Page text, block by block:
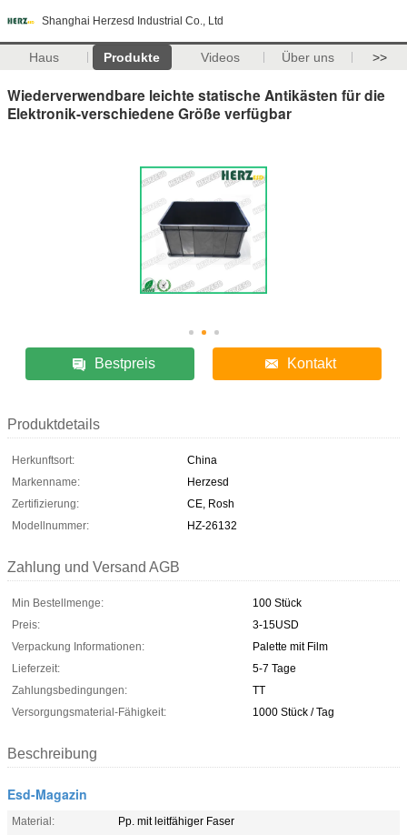
Shanghai Herzesd Industrial Co., Ltd
Haus Produkte Videos Über uns >>
Wiederverwendbare leichte statische Antikästen für die
Elektronik-verschiedene Größe verfügbar
Bestpreis Kontakt
Produktdetails
Herkunftsort:
China
Markenname:
Herzesd
Zertifizierung:
CE, Rosh
Modellnummer:
HZ-26132
Zahlung und Versand AGB
Min Bestellmenge:
100 Stück
Preis:
3-15USD
Verpackung Informationen:
Palette mit Film
Lieferzeit:
5-7 Tage
Zahlungsbedingungen:
TT
Versorgungsmaterial-Fähigkeit:
1000 Stück / Tag
Beschreibung
Esd-Magazin
Material:
Pp. mit leitfähiger Faser